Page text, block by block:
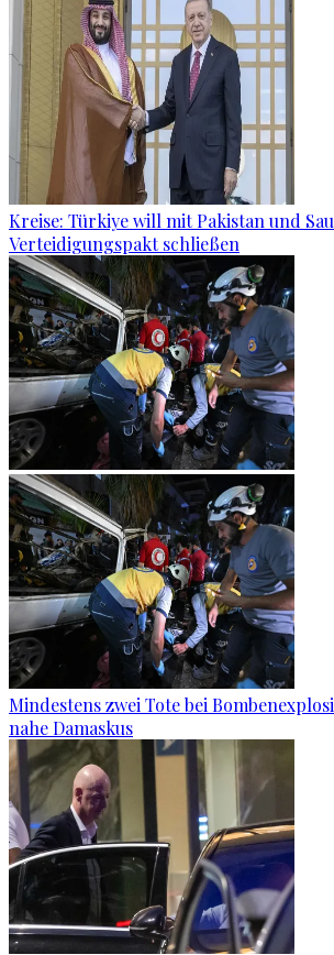
Kreise: Türkiye will mit Pakistan und
Verteidigungspakt schließen
Mindestens zwei Tote bei
nahe Damaskus